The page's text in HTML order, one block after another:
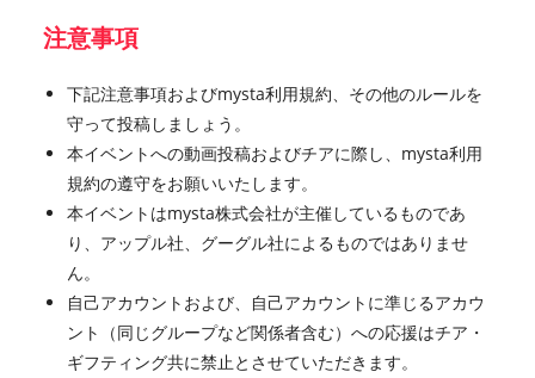
注意事項
下記注意事項およびmysta利用規約、その他のルールを
守って投稿しましょう。
本イベントへの動画投稿およびチアに際し、mysta利用
規約の遵守をお願いいたします。
本イベントはmysta株式会社が主催しているものであ
り、アップル社、グーグル社によるものではありませ
ん。
自己アカウントおよび、自己アカウントに準じるアカウ
ント（同じグループなど関係者含む）への応援はチア・
ギフティング共に禁止とさせていただきます。